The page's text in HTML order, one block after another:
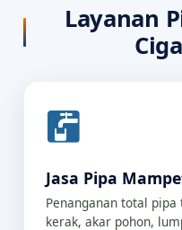
Layanan
Jasa Pipa
Penanganan total
kerak, akar pohon,